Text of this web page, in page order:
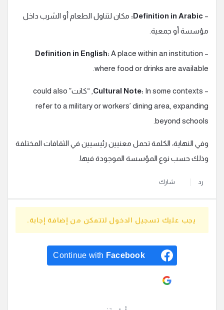
–
Definition in Arabic: مكان لتناول الطعام أو الشرب داخل
مؤسسة أو جمعية.
–
Definition in English: A place within an institution
where food or drinks are available.
–
Cultural Note:
In some contexts, “كانت” could also
refer to a military or workers’ dining area, expanding
beyond schools.
وفي النهاية، الكلمة تحمل معنيين رئيسيين في الثقافات المختلفة
وذلك حسب نوع المؤسسة الموجودة فيها.
رد شارك
يجب عليك تسجيل الدخول لتتمكن من إضافة إجابة.
Continue with Facebook